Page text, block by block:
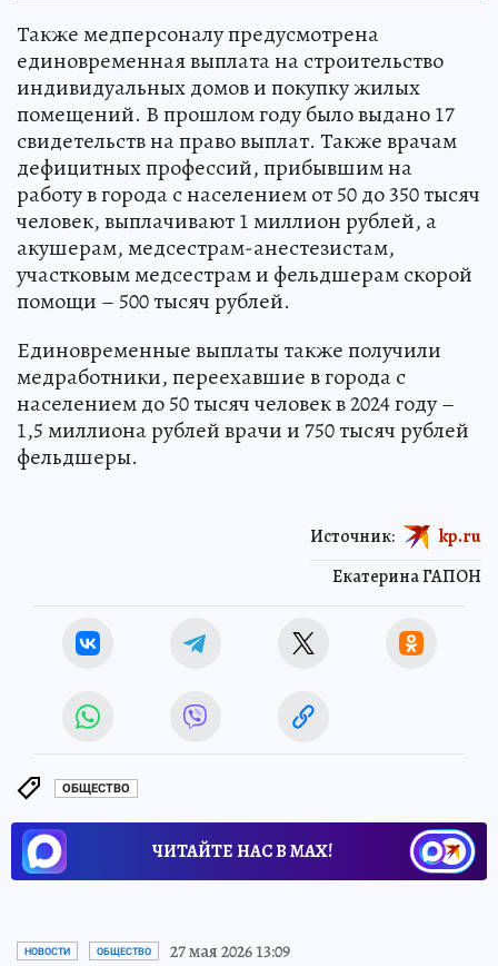
Также медперсоналу предусмотрена
единовременная выплата на строительство
индивидуальных домов и покупку жилых
помещений. В прошлом году было выдано 17
свидетельств на право выплат. Также врачам
дефицитных профессий, прибывшим на
работу в города с населением от 50 до 350 тысяч
человек, выплачивают 1 миллион рублей, а
акушерам, медсестрам-анестезистам,
участковым медсестрам и фельдшерам скорой
помощи – 500 тысяч рублей.
Единовременные выплаты также получили
медработники, переехавшие в города с
населением до 50 тысяч человек в 2024 году –
1,5 миллиона рублей врачи и 750 тысяч рублей
фельдшеры.
Екатерина ГАПОН
Источник: kp.ru
ОБЩЕСТВО
ЧИТАЙТЕ НАС В МАХ!
НОВОСТИ ОБЩЕСТВО 27 мая 2026 13:09